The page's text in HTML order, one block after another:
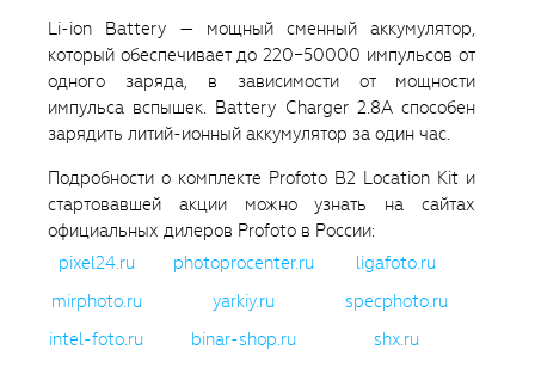
Li-ion Battery — мощный сменный аккумулятор,
который обеспечивает до 220−50000 импульсов от
одного заряда, в зависимости от мощности
импульса вспышек. Battery Charger 2.8A способен
зарядить литий-ионный аккумулятор за один час.
Подробности о комплекте Profoto B2 Location Kit и
стартовавшей акции можно узнать на сайтах
официальных дилеров Profoto в России:
pixel24.ru
photoprocenter.ru
ligafoto.ru
mirphoto.ru
yarkiy.ru
specphoto.ru
intel-foto.ru
binar-shop.ru shx.ru